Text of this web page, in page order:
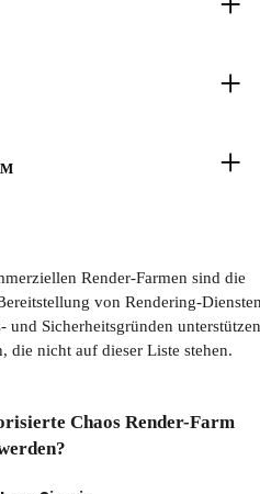
+
+
Render-Farmen sind die
von Rendering-
und Sicherheitsgründen unterstützen
die nicht auf dieser Liste stehen.
Chaos Render-Farm